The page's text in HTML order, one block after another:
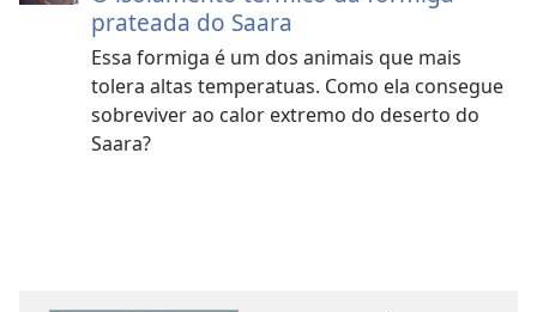
prateada do Saara
Essa formiga é um dos animais que mais
tolera altas temperatuas. Como ela consegue
sobreviver ao calor extremo do deserto do
Saara?